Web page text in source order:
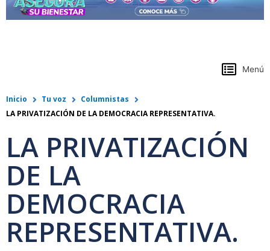
Menú
Inicio Tu voz
Columnistas
LA PRIVATIZACIÓN DE LA DEMOCRACIA REPRESENTATIVA.
LA PRIVATIZACIÓN
DE LA
DEMOCRACIA
REPRESENTATIVA.